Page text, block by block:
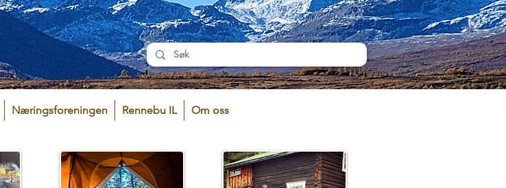
Næringsforeningen Rennebu IL Om oss